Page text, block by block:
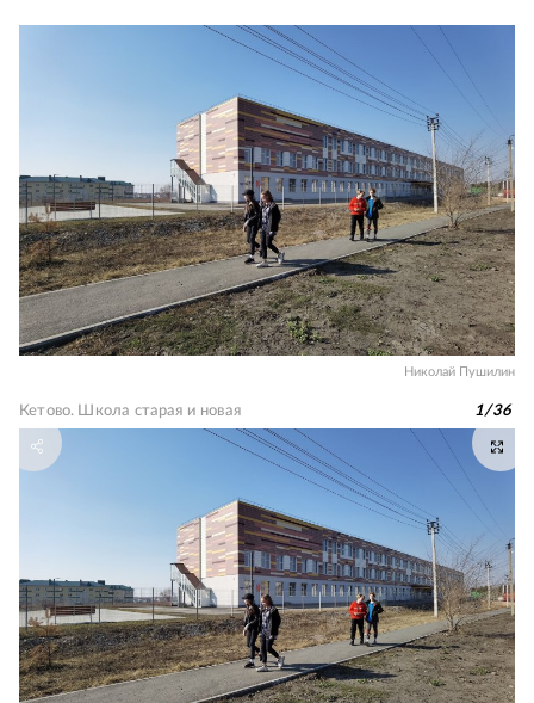
Николай Пушилин
Кетово. Школа старая и новая 1/36